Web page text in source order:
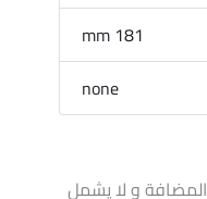
181 mm
none
و لا يشمل